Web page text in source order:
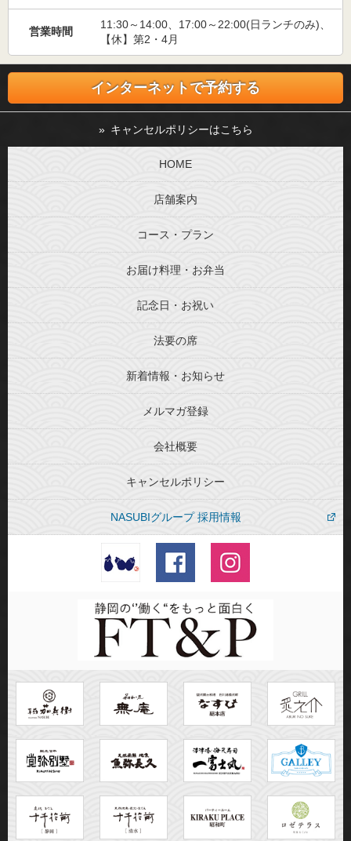
営業時間
11:30～14:00、17:00～22:00(日ランチのみ)、
【休】第2・4月
インターネットで予約する
» キャンセルポリシーはこちら
HOME
店舗案内
コース・プラン
お届け料理・お弁当
記念日・お祝い
法要の席
新着情報・お知らせ
メルマガ登録
会社概要
キャンセルポリシー
NASUBIグループ 採用情報